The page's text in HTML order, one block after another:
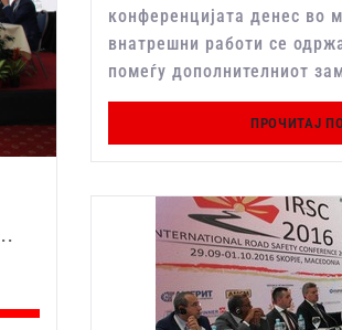
конференцијата денес во
внатрешни работи се
помеѓу дополнителниот
ПРОЧИТАЈ